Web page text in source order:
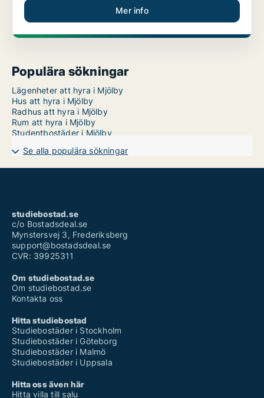
Mer info
Populära sökningar
Lägenheter att hyra i Mjölby
Hus att hyra i Mjölby
Radhus att hyra i Mjölby
Rum att hyra i Mjölby
Studentbostäder i Mjölby
Se alla populära sökningar
studiebostad.se
c/o Bostadsdeal.se
Mynstersvej 3, Frederiksberg
support@bostadsdeal.se
CVR: 39925311
Om studiebostad.se
Om studiebostad.se
Kontakta oss
Hitta studiebostad
Studiebostäder i Stockholm
Studiebostäder i Göteborg
Studiebostäder i Malmö
Studiebostäder i Uppsala
Hitta oss även här
Hitta villa till salu